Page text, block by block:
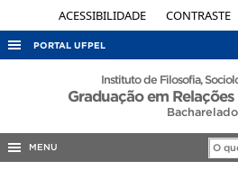
ACESSIBILIDADE CONTRASTE
PORTAL UFPEL
ACESSO À INFORMAÇÃOInstituto de Filosofia,
Graduação em
Bacharelado
MENU